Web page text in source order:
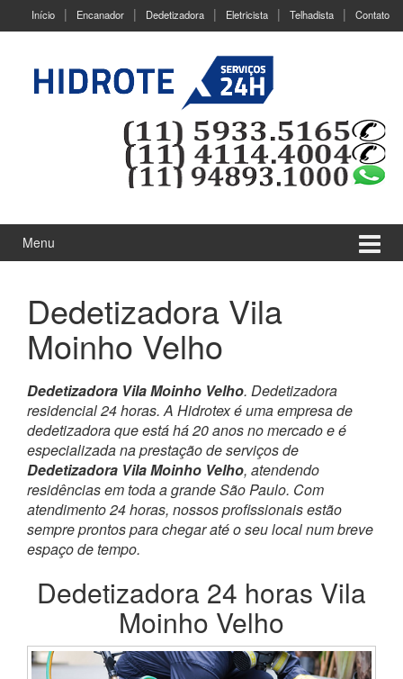
Início Encanador Dedetizadora Eletricista Telhadista Contato
Menu
Dedetizadora Vila
Moinho Velho
Dedetizadora Vila Moinho Velho. Dedetizadora
residencial 24 horas. A Hidrotex é uma empresa de
dedetizadora que está há 20 anos no mercado e é
especializada na prestação de serviços de
Dedetizadora Vila Moinho Velho, atendendo
residências em toda a grande São Paulo. Com
atendimento 24 horas, nossos profissionais estão
sempre prontos para chegar até o seu local num breve
espaço de tempo.
Dedetizadora 24 horas Vila
Moinho Velho